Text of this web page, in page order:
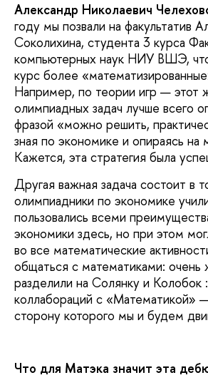
Александр Николаевич
году мы позвали на факультатив
Соколихина, студента 3 курса
компьютерных наук НИУ ВШЭ,
курс более
Например, по теории игр — этот
олимпиадных задач лучше всего
фразой «можно решить,
зная по экономике и опираясь на
Кажется, эта стратегия была
Другая важная задача состоит в
олимпиадники по экономике
пользовались всеми
экономики здесь, но при этом
во все математические
общаться с математиками: очень
разделили на Солянку и Колобок
коллабораций с «Математикой»
сторону которого мы и будем
Что для Матэка значит эта